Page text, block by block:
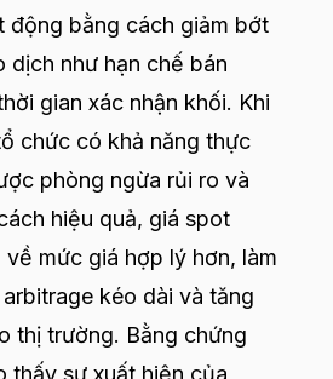
động bằng cách giảm bớt
dịch như hạn chế bán
gian xác nhận khối. Khi
chức có khả năng thực
phòng ngừa rủi ro và
hiệu quả, giá spot
mức giá hợp lý hơn, làm
kéo dài và tăng
thị trường. Bằng chứng
thấy sự xuất hiện của